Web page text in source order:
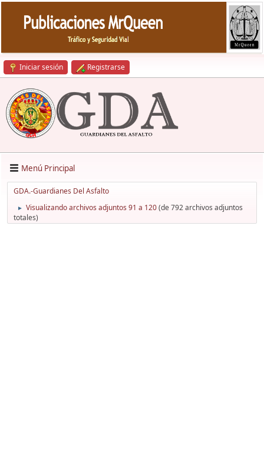
Iniciar sesión Registrarse
Menú Principal
GDA.-Guardianes Del Asfalto
► Visualizando archivos adjuntos 91 a 120(de 792 archivos adjuntos
totales)